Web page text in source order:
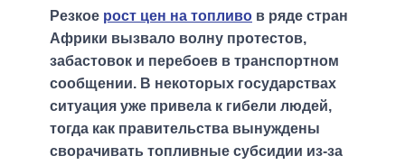
Резкое рост цен на топливо в ряде стран
Африки вызвало волну протестов,
забастовок и перебоев в транспортном
сообщении. В некоторых государствах
ситуация уже привела к гибели людей,
тогда как правительства вынуждены
сворачивать топливные субсидии из-за